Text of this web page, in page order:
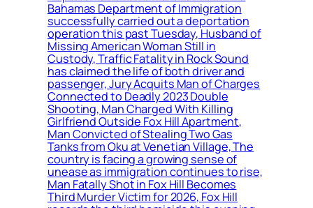
Bahamas Department of Immigration
successfully carried out a deportation
operation this past Tuesday, Husband of
Missing American Woman Still in
Custody, Traffic Fatality in Rock Sound
has claimed the life of both driver and
passenger, Jury Acquits Man of Charges
Connected to Deadly 2023 Double
Shooting, Man Charged With Killing
Girlfriend Outside Fox Hill Apartment,
Man Convicted of Stealing Two Gas
Tanks from Oku at Venetian Village, The
country is facing a growing sense of
unease as immigration continues to rise,
Man Fatally Shot in Fox Hill Becomes
Third Murder Victim for 2026, Fox Hill